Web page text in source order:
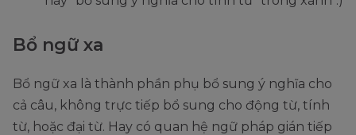
Bổ ngữ xa
Bổ ngữ xa là thành phần phụ bổ sung ý nghĩa cho
cả câu, không trực tiếp bổ sung cho động từ, tính
từ, hoặc đại từ. Hay có quan hệ ngữ pháp gián tiếp